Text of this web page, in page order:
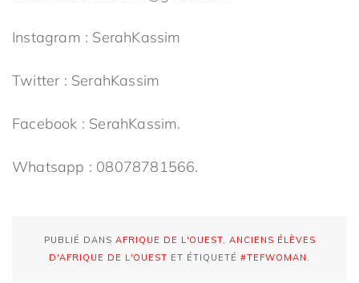
Instagram : SerahKassim
Twitter : SerahKassim
Facebook : SerahKassim.
Whatsapp : 08078781566.
PUBLIÉ DANS AFRIQUE DE L'OUEST, ANCIENS ÉLÈVES
D'AFRIQUE DE L'OUEST ET ÉTIQUETÉ #TEFWOMAN .